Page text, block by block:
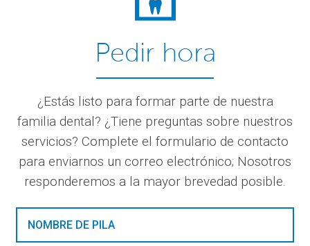
Pedir hora
¿Estás listo para formar parte de nuestra
familia dental? ¿Tiene preguntas sobre nuestros
servicios? Complete el formulario de contacto
para enviarnos un correo electrónico; Nosotros
responderemos a la mayor brevedad posible.